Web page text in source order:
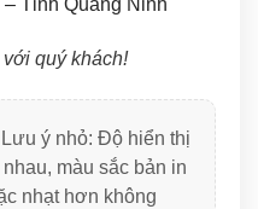
quý khách!
Lưu ý nhỏ: Độ hiển thị
màu sắc bản in
nhạt hơn không